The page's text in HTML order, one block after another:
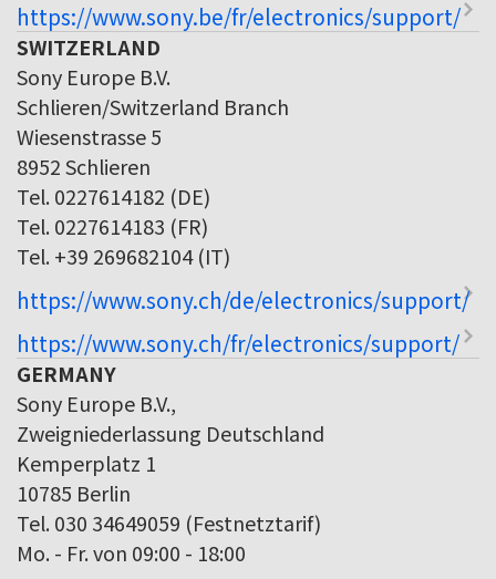
https://www.sony.be/fr/electronics/support/
SWITZERLAND
Sony Europe B.V.
Schlieren/Switzerland Branch
Wiesenstrasse 5
8952 Schlieren
Tel. 0227614182 (DE)
Tel. 0227614183 (FR)
Tel. +39 269682104 (IT)
https://www.sony.ch/de/electronics/support/
https://www.sony.ch/fr/electronics/support/
GERMANY
Sony Europe B.V.,
Zweigniederlassung Deutschland
Kemperplatz 1
10785 Berlin
Tel. 030 34649059 (Festnetztarif)
Mo. - Fr. von 09:00 - 18:00